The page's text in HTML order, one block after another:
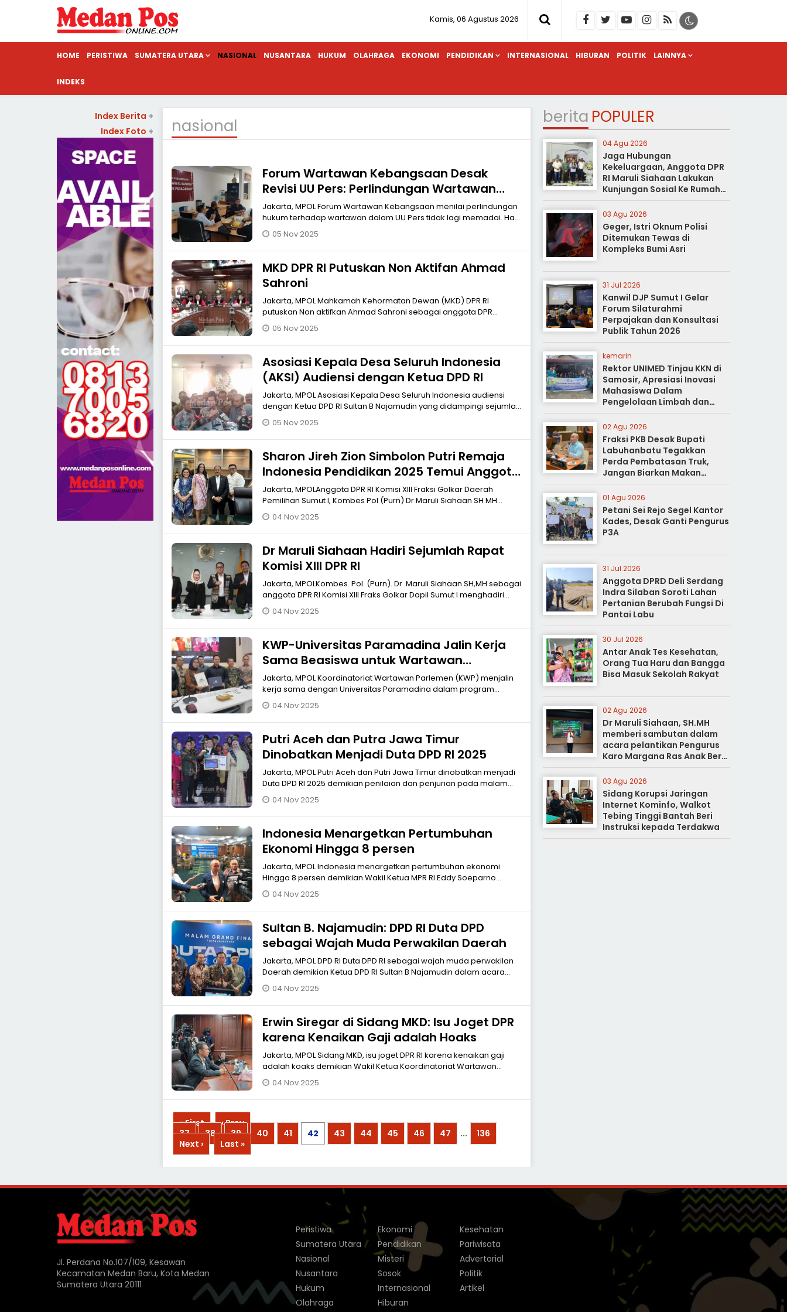
Kamis, 06 Agustus 2026
HOME PERISTIWA SUMATERA UTARA NASIONAL NUSANTARA HUKUM OLAHRAGA EKONOMI PENDIDIKAN INTERNASIONAL HIBURAN POLITIK LAINNYA
INDEKS
nasional
Forum Wartawan Kebangsaan Desak
Revisi UU Pers: Perlindungan Wartawan
Dinilai Lemah
Jakarta, MPOL Forum Wartawan Kebangsaan menilai perlindungan
hukum terhadap wartawan dalam UU Pers tidak lagi memadai. Hal
ini mengemuka d
05 Nov 2025
MKD DPR RI Putuskan Non Aktifan Ahmad
Sahroni
Jakarta, MPOL Mahkamah Kehormatan Dewan (MKD) DPR RI
putuskan Non aktifkan Ahmad Sahroni sebagai anggota DPR
selama enam bulan untuk mela
05 Nov 2025
Asosiasi Kepala Desa Seluruh Indonesia
(AKSI) Audiensi dengan Ketua DPD RI
Jakarta, MPOL Asosiasi Kepala Desa Seluruh Indonesia audiensi
dengan Ketua DPD RI Sultan B Najamudin yang didampingi sejumlah
anggota DPD
05 Nov 2025
Sharon Jireh Zion Simbolon Putri Remaja
Indonesia Pendidikan 2025 Temui Anggota
DPR RI Dr Maruli Siahaan SH.MH
Jakarta, MPOLAnggota DPR RI Komisi XIII Fraksi Golkar Daerah
Pemilihan Sumut I, Kombes Pol (Purn) Dr Maruli Siahaan SH MH
mengaku bangga me
04 Nov 2025
Dr Maruli Siahaan Hadiri Sejumlah Rapat
Komisi XIII DPR RI
Jakarta, MPOLKombes. Pol. (Purn). Dr. Maruli Siahaan SH,MH sebagai
anggota DPR RI Komisi XIII Fraks Golkar Dapil Sumut I menghadiri
Rapat P
04 Nov 2025
KWP-Universitas Paramadina Jalin Kerja
Sama Beasiswa untuk Wartawan
Parlemen
Jakarta, MPOL Koordinatoriat Wartawan Parlemen (KWP) menjalin
kerja sama dengan Universitas Paramadina dalam program
beasiswa pendidikan b
04 Nov 2025
Putri Aceh dan Putra Jawa Timur
Dinobatkan Menjadi Duta DPD RI 2025
Jakarta, MPOL Putri Aceh dan Putri Jawa Timur dinobatkan menjadi
Duta DPD RI 2025 demikian penilaian dan penjurian pada malam
Grand Final
04 Nov 2025
Indonesia Menargetkan Pertumbuhan
Ekonomi Hingga 8 persen
Jakarta, MPOL Indonesia menargetkan pertumbuhan ekonomi
Hingga 8 persen demikian Wakil Ketua MPR RI Eddy Soeparno
mengatakan dalam acara D
04 Nov 2025
Sultan B. Najamudin: DPD RI Duta DPD
sebagai Wajah Muda Perwakilan Daerah
Jakarta, MPOL DPD RI Duta DPD RI sebagai wajah muda perwakilan
Daerah demikian Ketua DPD RI Sultan B Najamudin dalam acara
malam Grsnd F
04 Nov 2025
Erwin Siregar di Sidang MKD: Isu Joget DPR
karena Kenaikan Gaji adalah Hoaks
Jakarta, MPOL Sidang MKD, isu joget DPR RI karena kenaikan gaji
adalah koaks demikian Wakil Ketua Koordinatoriat Wartawan
Parlemen (KWP) E
04 Nov 2025
« First ‹ Prev
...
37
38 39 40 41 42 43 44 45 46 47 ...
136
Next ›
Last »
Index Berita +
Index Foto +
berita POPULER
04 Agu 2026
Jaga Hubungan
Kekeluargaan, Anggota DPR
RI Maruli Siahaan Lakukan
Kunjungan Sosial Ke Rumah
Duka
03 Agu 2026
Geger, Istri Oknum Polisi
Ditemukan Tewas di
Kompleks Bumi Asri
31 Jul 2026
Kanwil DJP Sumut I Gelar
Forum Silaturahmi
Perpajakan dan Konsultasi
Publik Tahun 2026
kemarin
Rektor UNIMED Tinjau KKN di
Samosir, Apresiasi Inovasi
Mahasiswa Dalam
Pengelolaan Limbah dan
Pertanian Ramah Lingkungan
02 Agu 2026
Fraksi PKB Desak Bupati
Labuhanbatu Tegakkan
Perda Pembatasan Truk,
Jangan Biarkan Makan
Korban
01 Agu 2026
Petani Sei Rejo Segel Kantor
Kades, Desak Ganti Pengurus
P3A
31 Jul 2026
Anggota DPRD Deli Serdang
Indra Silaban Soroti Lahan
Pertanian Berubah Fungsi Di
Pantai Labu
30 Jul 2026
Antar Anak Tes Kesehatan,
Orang Tua Haru dan Bangga
Bisa Masuk Sekolah Rakyat
02 Agu 2026
Dr Maruli Siahaan, SH.MH
memberi sambutan dalam
acara pelantikan Pengurus
Karo Margana Ras Anak Beru
Anak Beru Menteri Periode
Kota Medan
03 Agu 2026
Sidang Korupsi Jaringan
Internet Kominfo, Walkot
Tebing Tinggi Bantah Beri
Instruksi kepada Terdakwa
Jl. Perdana No.107/109, Kesawan
Kecamatan Medan Baru, Kota Medan
Sumatera Utara 20111
Peristiwa
Sumatera Utara
Nasional
Nusantara
Hukum
Olahraga
Ekonomi
Pendidikan
Misteri
Sosok
Internasional
Hiburan
Kesehatan
Pariwisata
Advertorial
Politik
Artikel